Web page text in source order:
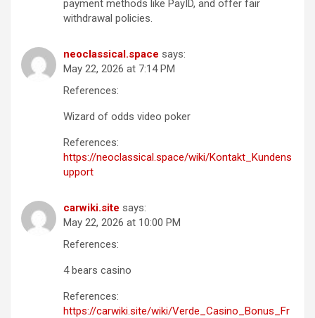
payment methods like PayID, and offer fair
withdrawal policies.
neoclassical.space says:
May 22, 2026 at 7:14 PM
References:
Wizard of odds video poker
References:
https://neoclassical.space/wiki/Kontakt_Kundens
upport
carwiki.site says:
May 22, 2026 at 10:00 PM
References:
4 bears casino
References:
https://carwiki.site/wiki/Verde_Casino_Bonus_Fr